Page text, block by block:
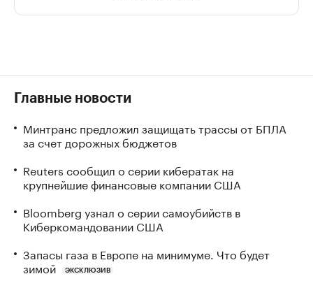
Главные новости
Минтранс предложил защищать трассы от БПЛА
за счет дорожных бюджетов
Reuters сообщил о серии кибератак на
крупнейшие финансовые компании США
Bloomberg узнал о серии самоубийств в
Киберкомандовании США
Запасы газа в Европе на минимуме. Что будет
зимой
ЭКСКЛЮЗИВ